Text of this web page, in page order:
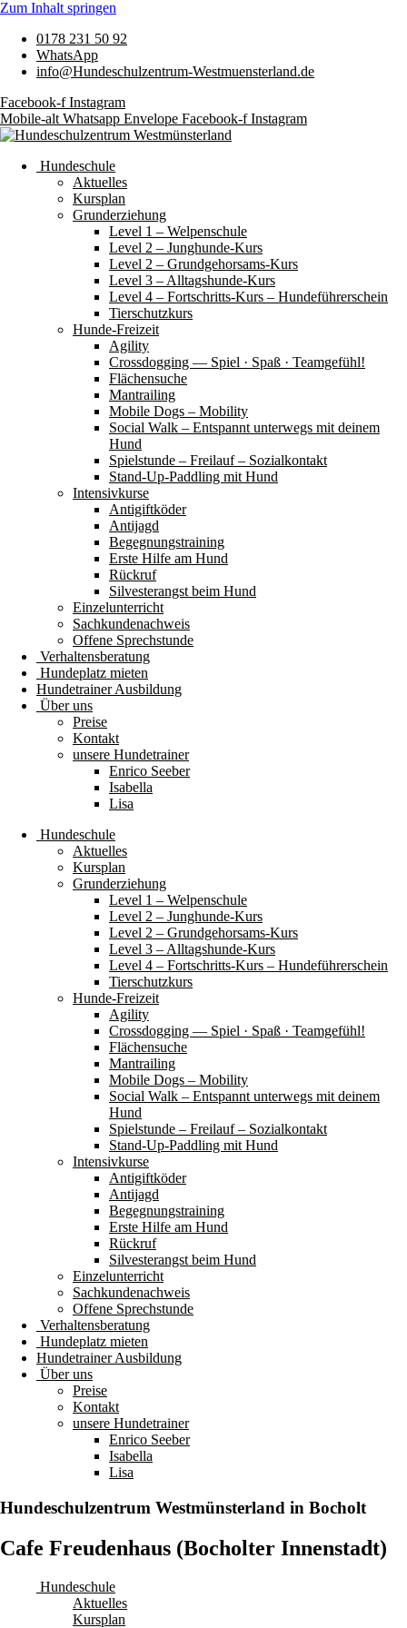
Zum Inhalt springen
0178 231 50 92
WhatsApp
info@Hundeschulzentrum-Westmuensterland.de
Facebook-f Instagram
Mobile-alt Whatsapp Envelope Facebook-f Instagram
Hundeschule
Aktuelles
Kursplan
Grunderziehung
Level 1 – Welpenschule
Level 2 – Junghunde-Kurs
Level 2 – Grundgehorsams-Kurs
Level 3 – Alltagshunde-Kurs
Level 4 – Fortschritts-Kurs – Hundeführerschein
Tierschutzkurs
Hunde-Freizeit
Agility
Crossdogging — Spiel · Spaß · Teamgefühl!
Flächensuche
Mantrailing
Mobile Dogs – Mobility
Social Walk – Entspannt unterwegs mit deinem
Hund
Spielstunde – Freilauf – Sozialkontakt
Stand-Up-Paddling mit Hund
Intensivkurse
Antigiftköder
Antijagd
Begegnungstraining
Erste Hilfe am Hund
Rückruf
Silvesterangst beim Hund
Einzelunterricht
Sachkundenachweis
Offene Sprechstunde
Verhaltensberatung
Hundeplatz mieten
Hundetrainer Ausbildung
Über uns
Preise
Kontakt
unsere Hundetrainer
Enrico Seeber
Isabella
Lisa
Hundeschule
Aktuelles
Kursplan
Grunderziehung
Level 1 – Welpenschule
Level 2 – Junghunde-Kurs
Level 2 – Grundgehorsams-Kurs
Level 3 – Alltagshunde-Kurs
Level 4 – Fortschritts-Kurs – Hundeführerschein
Tierschutzkurs
Hunde-Freizeit
Agility
Crossdogging — Spiel · Spaß · Teamgefühl!
Flächensuche
Mantrailing
Mobile Dogs – Mobility
Social Walk – Entspannt unterwegs mit deinem
Hund
Spielstunde – Freilauf – Sozialkontakt
Stand-Up-Paddling mit Hund
Intensivkurse
Antigiftköder
Antijagd
Begegnungstraining
Erste Hilfe am Hund
Rückruf
Silvesterangst beim Hund
Einzelunterricht
Sachkundenachweis
Offene Sprechstunde
Verhaltensberatung
Hundeplatz mieten
Hundetrainer Ausbildung
Über uns
Preise
Kontakt
unsere Hundetrainer
Enrico Seeber
Isabella
Lisa
Hundeschulzentrum Westmünsterland in Bocholt
Cafe Freudenhaus (Bocholter Innenstadt)
Hundeschule
Aktuelles
Kursplan